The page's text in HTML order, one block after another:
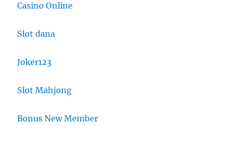
Casino Online
Slot dana
Joker123
Slot Mahjong
Bonus New Member